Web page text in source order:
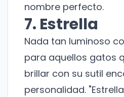
nombre perfecto.
7. Estrella
Nada tan luminoso
para aquellos gatos
brillar con su sutil
personalidad.